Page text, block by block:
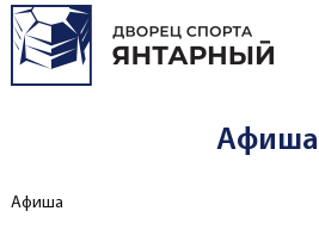
Перейти к основному содержанию
Афиша
Вы здесь
Афиша